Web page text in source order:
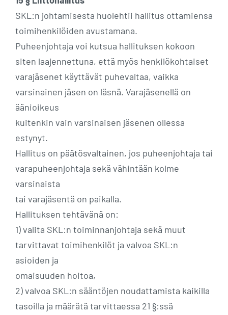
SKL:n johtamisesta huolehtii hallitus ottamiensa
toimihenkilöiden avustamana.
Puheenjohtaja voi kutsua hallituksen kokoon
siten laajennettuna, että myös henkilökohtaiset
varajäsenet käyttävät puhevaltaa, vaikka
varsinainen jäsen on läsnä. Varajäsenellä on
äänioikeus
kuitenkin vain varsinaisen jäsenen ollessa
estynyt.
Hallitus on päätösvaltainen, jos puheenjohtaja tai
varapuheenjohtaja sekä vähintään kolme
varsinaista
tai varajäsentä on paikalla.
Hallituksen tehtävänä on:
1) valita SKL:n toiminnanjohtaja sekä muut
tarvittavat toimihenkilöt ja valvoa SKL:n
asioiden ja
omaisuuden hoitoa,
2) valvoa SKL:n sääntöjen noudattamista kaikilla
tasoilla ja määrätä tarvittaessa 21 §:ssä